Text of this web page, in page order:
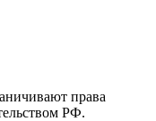
права
РФ.